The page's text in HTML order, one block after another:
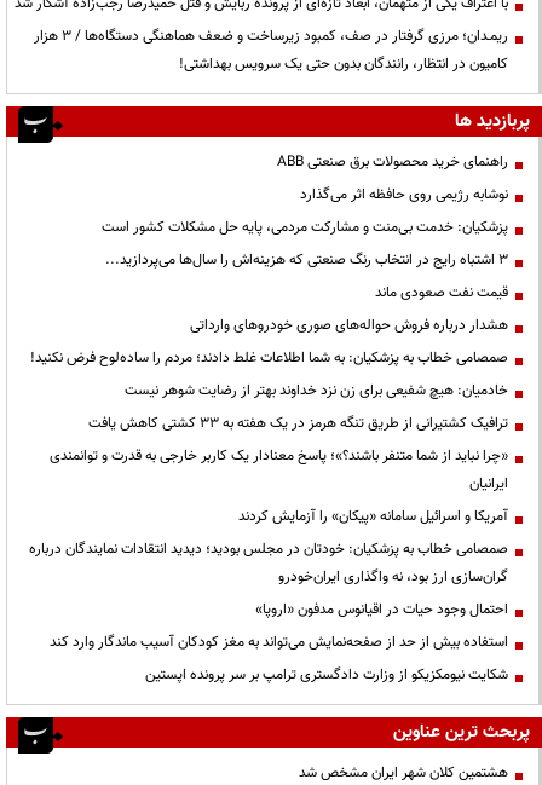
ریمـدان؛ مرزی گرفتار در صف، کمبود زیرساخت و ضعف هماهنگی دستگاه‌ها / ۳ هزار
کامیون در انتظار، رانندگان بدون حتی یک سرویس بهداشتی!
پربازدید ها
راهنمای خرید محصولات برق صنعتی ABB
نوشابه رژیمی روی حافظه اثر می‌گذارد
پزشکیان: خدمت بی‌منت و مشارکت مردمی، پایه حل مشکلات کشور است
3 اشتباه رایج در انتخاب رنگ صنعتی که هزینه‌اش را سال‌ها می‌پردازید...
قیمت نفت صعودی ماند
هشدار درباره فروش حواله‌های صوری خودروهای وارداتی
صمصامی خطاب به پزشکیان: به شما اطلاعات غلط دادند؛ مردم را ساده‌لوح فرض نکنید!
خادمیان: هیچ شفیعی برای زن نزد خداوند بهتر از رضایت شوهر نیست
ترافیک کشتیرانی از طریق تنگه هرمز در یک هفته به ۳۳ کشتی کاهش یافت
«چرا نباید از شما متنفر باشند؟»؛ پاسخ معنادار یک کاربر خارجی به قدرت و توانمندی
ایرانیان
آمریکا و اسرائیل سامانه «پیکان» را آزمایش کردند
صمصامی خطاب به پزشکیان: خودتان در مجلس بودید؛ دیدید انتقادات نمایندگان درباره
گران‌سازی ارز بود، نه واگذاری ایران‌خودرو
احتمال وجود حیات در اقیانوس مدفون «اروپا»
استفاده بیش از حد از صفحه‌نمایش می‌تواند به مغز کودکان آسیب ماندگار وارد کند
شکایت نیومکزیکو از وزارت دادگستری ترامپ بر سر پرونده اپستین
پربحث ترین عناوین
هشتمین کلان شهر ایران مشخص شد